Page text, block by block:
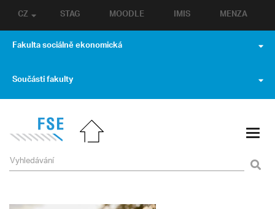
STAG MOODLE IMIS MENZA
CZ
Fakulta sociálně ekonomická
Součásti fakulty